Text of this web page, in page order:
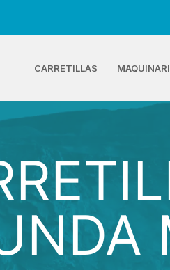
CARRETILLAS